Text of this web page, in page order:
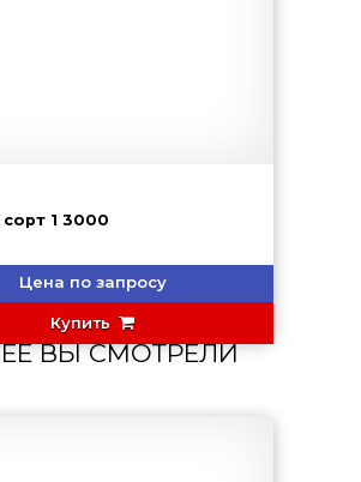
1 3000
Цена по запросу
Купить
ВЫ СМОТРЕЛИ